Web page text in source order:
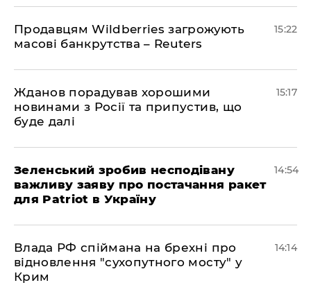
Продавцям Wildberries загрожують
масові банкрутства – Reuters
15:22
Жданов порадував хорошими
новинами з Росії та припустив, що
буде далі
15:17
Зеленський зробив несподівану
важливу заяву про постачання ракет
для Patriot в Україну
14:54
Влада РФ спіймана на брехні про
відновлення "сухопутного мосту" у
Крим
14:14